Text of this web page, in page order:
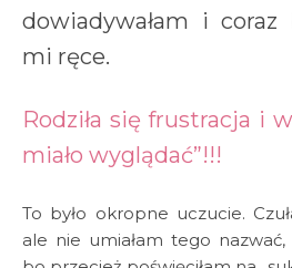
dowiadywałam i coraz
mi ręce.
Rodziła się frustracja i
miało wyglądać”!!!
To było okropne uczucie.
ale nie umiałam tego nazwać,